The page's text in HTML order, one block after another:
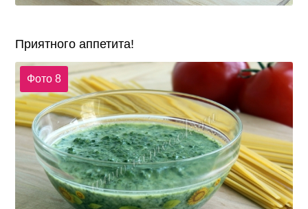
Приятного аппетита!
Фото 8